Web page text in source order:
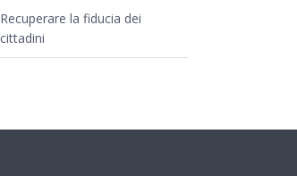
Recuperare la fiducia dei
cittadini